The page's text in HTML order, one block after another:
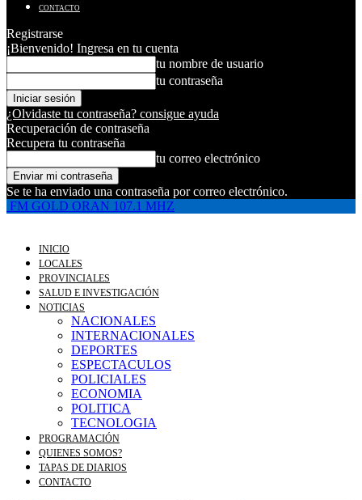
CONTACTO
Registrarse
¡Bienvenido! Ingresa en tu cuenta
tu nombre de usuario
tu contraseña
¿Olvidaste tu contraseña? consigue ayuda
Recuperación de contraseña
Recupera tu contraseña
tu correo electrónico
Se te ha enviado una contraseña por correo electrónico.
FM GOLD ORAN 107.1 MHZ
INICIO
LOCALES
PROVINCIALES
SALUD E INVESTIGACIÓN
NOTICIAS
NACIONALES
INTERNACIONALES
DEPORTES
ESPECTACULOS
POLICIALES
ECONOMIA
POLITICA
TECNOLOGIA
PROGRAMACIÓN
QUIENES SOMOS?
TAPAS DE DIARIOS
CONTACTO